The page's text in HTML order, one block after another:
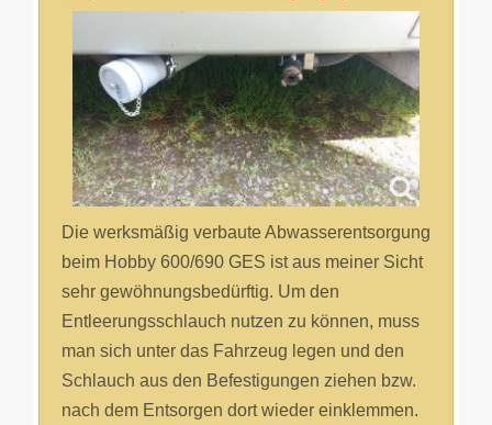
Die werksmäßig verbaute Abwasserentsorgung
beim Hobby 600/690 GES ist aus meiner Sicht
sehr gewöhnungsbedürftig. Um den
Entleerungsschlauch nutzen zu können, muss
man sich unter das Fahrzeug legen und den
Schlauch aus den Befestigungen ziehen bzw.
nach dem Entsorgen dort wieder einklemmen.